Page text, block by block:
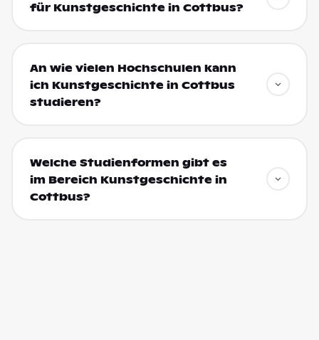
für Kunstgeschichte in Cottbus?
An wie vielen Hochschulen kann
ich Kunstgeschichte in Cottbus
studieren?
Welche Studienformen gibt es
im Bereich Kunstgeschichte in
Cottbus?